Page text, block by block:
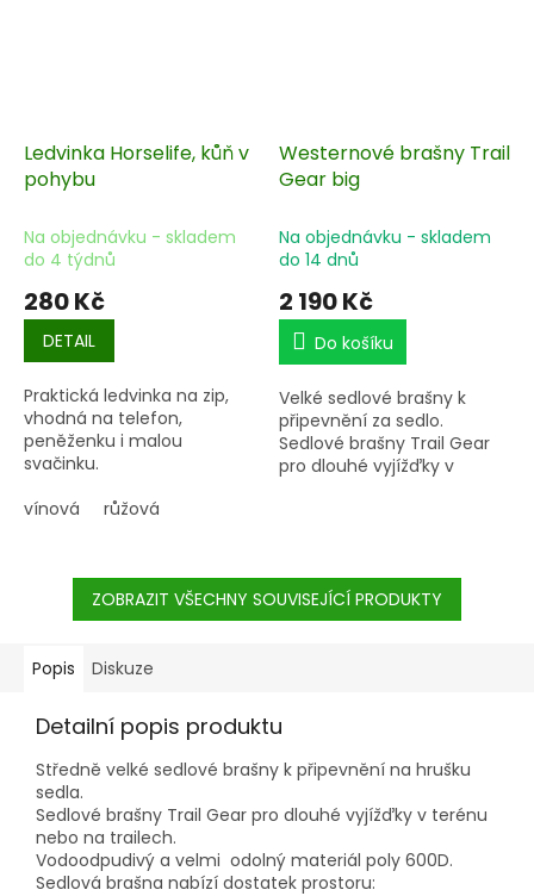
Ledvinka Horselife, kůň v
pohybu
Na objednávku - skladem
do 4 týdnů
280 Kč
DETAIL
Praktická ledvinka na zip,
vhodná na telefon,
peněženku i malou
svačinku.
vínová
růžová
Westernové brašny Trail
Gear big
Na objednávku - skladem
do 14 dnů
2 190 Kč
Do košíku
Velké sedlové brašny k
připevnění za sedlo.
Sedlové brašny Trail Gear
pro dlouhé vyjížďky v
ZOBRAZIT VŠECHNY SOUVISEJÍCÍ PRODUKTY
Popis Diskuze
Detailní popis produktu
Středně velké sedlové brašny k připevnění na hrušku
sedla.
Sedlové brašny Trail Gear pro dlouhé vyjížďky v terénu
nebo na trailech.
Vodoodpudivý a velmi odolný materiál poly 600D.
Sedlová brašna nabízí dostatek prostoru: